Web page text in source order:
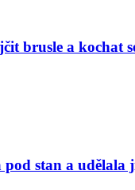
brusle a kochat
stan a